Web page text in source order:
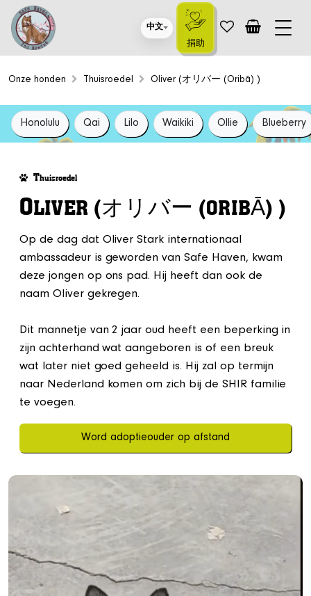
中文
捐助
Onze honden Thuisroedel Oliver (オリバー (Oribā) )
Honolulu Qai Lilo Waikiki Ollie Blueberry
Thuisroedel
OLIVER (オリバー (ORIBĀ) )
Op de dag dat Oliver Stark internationaal
ambassadeur is geworden van Safe Haven, kwam
deze jongen op ons pad. Hij heeft dan ook de
naam Oliver gekregen.
Dit mannetje van 2 jaar oud heeft een beperking in
zijn achterhand wat aangeboren is of een breuk
wat later niet goed geheeld is. Hij zal op termijn
naar Nederland komen om zich bij de SHIR familie
te voegen.
Word adoptieouder op afstand